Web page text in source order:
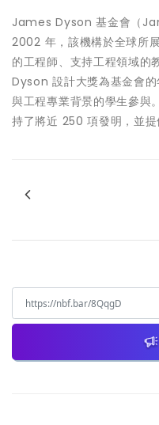
James Dyson 基金會（
2002 年，該機構於全球所
的工程師、支持工程領域
Dyson 設計大獎為基金會
與工程專業背景的學生參與
持了將近 250 項發明，並提